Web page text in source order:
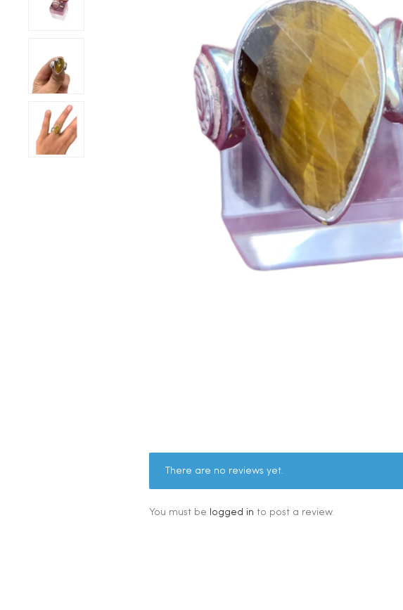
There are no reviews yet.
You must be logged in to post a review.